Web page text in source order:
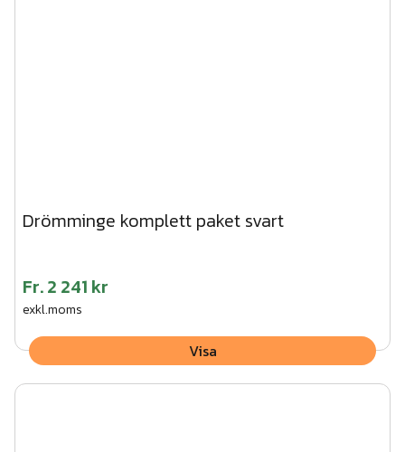
Drömminge komplett paket svart
Fr.2 241 kr
exkl.moms
Visa